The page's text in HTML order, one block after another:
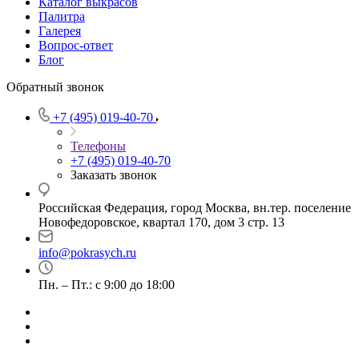
Палитра
Галерея
Вопрос-ответ
Блог
Обратный звонок
+7 (495) 019-40-70
Телефоны
+7 (495) 019-40-70
Заказать звонок
Российская Федерация, город Москва, вн.тер. поселение
Новофедоровское, квартал 170, дом 3 стр. 13
info@pokrasych.ru
Пн. – Пт.: с 9:00 до 18:00